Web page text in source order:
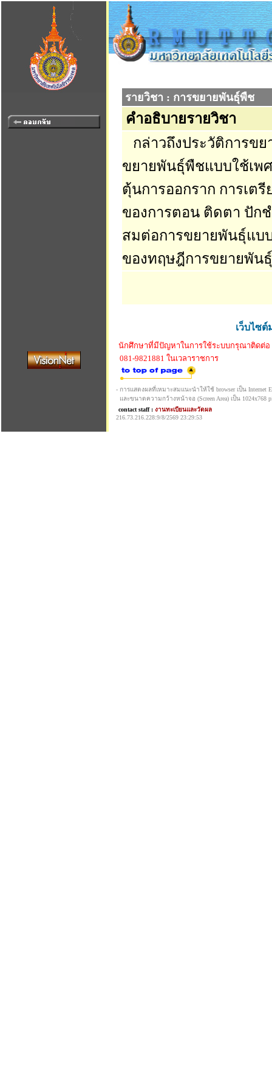
รายวิชา : การขยายพันธุ์พืช
คำอธิบายรายวิชา
กล่าวถึงประวัติการขย
ขยายพันธุ์พืชแบบใช้เพ
ตุ้นการออกราก การเต
ของการตอน ติดตา ปัก
สมต่อการขยายพันธุ์แบ
ของทฤษฎีการขยายพัน
เว็บไซ
นักศึกษาที่มีปัญหาในการใช้ระบบกรุณาติดต่อ
081-9821881 ในเวลาราชการ
- การแสดงผลที่เหมาะสมแนะนำให้ใช้ browser เป็น Internet
และขนาดความกว้างหน้าจอ (Screen Area) เป็น 1024x768
contact staff : งานทะเบียนและวัดผล
216.73.216.228:9/8/2569 23:29:53